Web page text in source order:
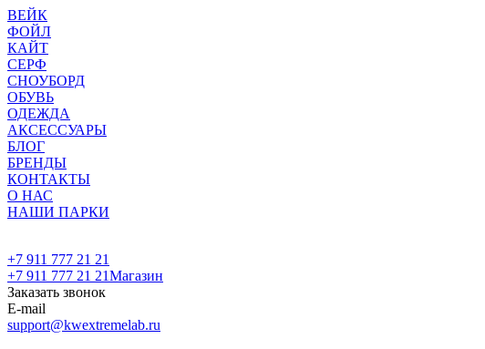
ВЕЙК
ФОЙЛ
КАЙТ
СЕРФ
СНОУБОРД
ОБУВЬ
ОДЕЖДА
АКСЕССУАРЫ
БЛОГ
БРЕНДЫ
КОНТАКТЫ
О НАС
НАШИ ПАРКИ
+7 911 777 21 21
+7 911 777 21 21Магазин
Заказать звонок
E-mail
support@kwextremelab.ru